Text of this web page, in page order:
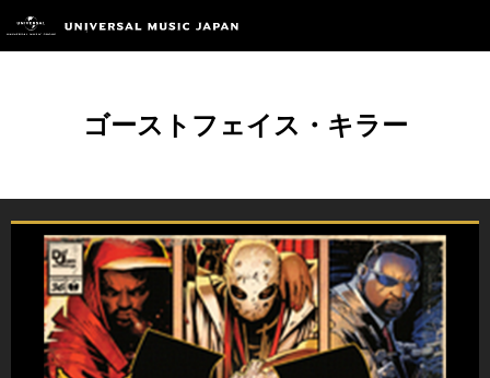
ゴーストフェイス・キラー